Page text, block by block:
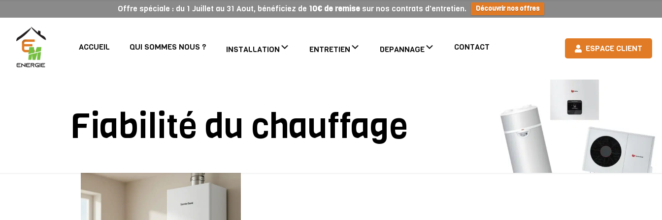
Offre spéciale : du 1 Juillet au 31 Aout, bénéficiez de 10€ de remise sur nos contrats d'entretien. Découvrir nos offres
ACCUEIL QUI SOMMES NOUS ? INSTALLATION ENTRETIEN DEPANNAGE CONTACT ESPACE CLIENT
Fiabilité du chauffage